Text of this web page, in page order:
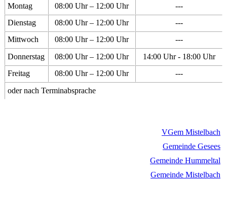
Montag 08:00 Uhr – 12:00 Uhr
---
Dienstag
08:00 Uhr – 12:00 Uhr
---
Mittwoch
08:00 Uhr – 12:00 Uhr
---
Donnerstag
08:00 Uhr – 12:00 Uhr
14:00 Uhr - 18:00 Uhr
Freitag
08:00 Uhr – 12:00 Uhr
---
oder nach Terminabsprache
VGem Mistelbach
Gemeinde Gesees
Gemeinde Hummeltal
Gemeinde Mistelbach